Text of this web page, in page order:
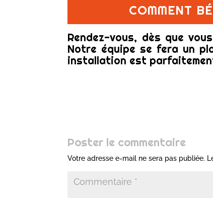
COMMENT
Rendez-vous, dès que
Notre équipe se fera un
installation est
Poster le commentaire
Votre adresse e-mail ne sera pas publiée.